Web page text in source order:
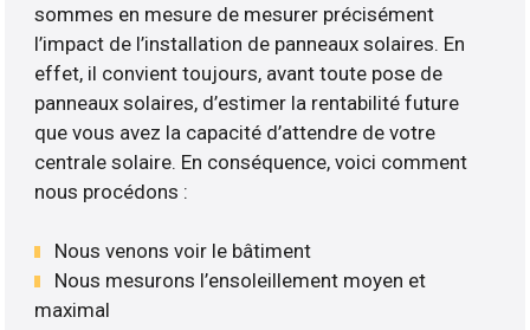
sommes en mesure de mesurer précisément
l’impact de l’installation de panneaux solaires. En
effet, il convient toujours, avant toute pose de
panneaux solaires, d’estimer la rentabilité future
que vous avez la capacité d’attendre de votre
centrale solaire. En conséquence, voici comment
nous procédons :
Nous venons voir le bâtiment
Nous mesurons l’ensoleillement moyen et
maximal